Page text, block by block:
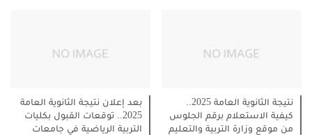
كيفية الاستعلام برقم الجلوس
من موقع وزارة التربية والتعليم
بعد إعلان نتيجة الثانوية العامة
2025.. توقعات القبول بكليات
التربية الرياضية في جامعات